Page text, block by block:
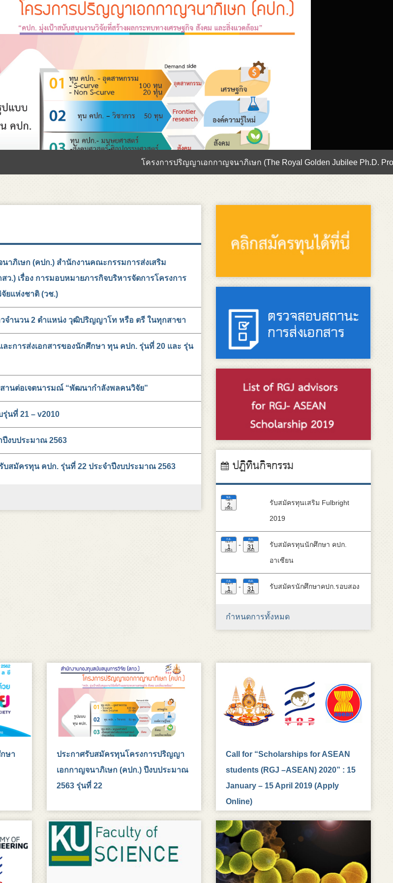
โครงการปริญญาเอกกาญจนาภิเษก (The Royal Golden Jubilee Ph.D. Program)
าภิเษก (คปก.) สำนักงานคณะกรรมการส่งเสริม
ว.) เรื่อง การมอบหมายภารกิจบริหารจัดการโครงการ
ยแห่งชาติ (วช.)
จำนวน 2 ตำแหน่ง วุฒิปริญญาโท หรือ ตรี ในทุกสาขา
ละการส่งเอกสารของนักศึกษา ทุน คปก. รุ่นที่ 20 และ รุ่น
านต่อเจตนารมณ์ “พัฒนากำลังพลคนวิจัย”
นที่ 21 – v2010
ปีงบประมาณ 2563
บสมัครทุน คปก. รุ่นที่ 22 ประจำปีงบประมาณ 2563 ปฏิทินกิจกรรม
วันศุกร์
2
พ.ย.
2561
รับสมัครทุนเสริม Fulbright
2019
วันเสาร์
1
ก.ย.
2561
- วันพุธ
31
ต.ค.
2561
รับสมัครทุนนักศึกษา คปก.
อาเซียน
วันเสาร์
1
ก.ย.
2561
- วันพุธ
31
ต.ค.
2561
รับสมัครนักศึกษาคปก.รอบสอง
กำหนดการทั้งหมด
ษา
ประกาศรับสมัครทุนโครงการปริญญา
เอกกาญจนาภิเษก (คปก.) ปีงบประมาณ
2563 รุ่นที่ 22
Call for “Scholarships for ASEAN
students (RGJ –ASEAN) 2020” : 15
January – 15 April 2019 (Apply
Online)